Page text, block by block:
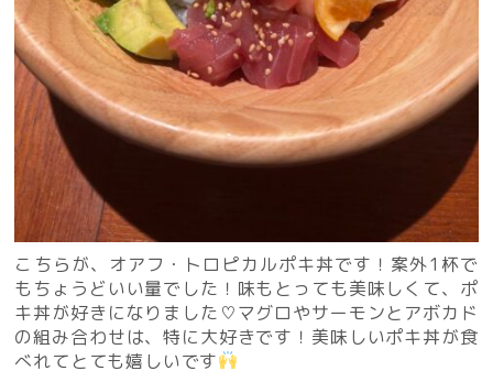
こちらが、オアフ・トロピカルポキ丼です！案外1杯で
もちょうどいい量でした！味もとっても美味しくて、ポ
キ丼が好きになりました♡マグロやサーモンとアボカド
の組み合わせは、特に大好きです！美味しいポキ丼が食
べれてとても嬉しいです